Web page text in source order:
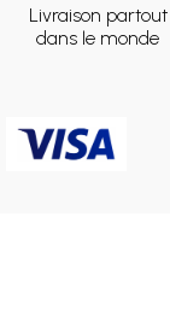
Livraison partout
dans le monde